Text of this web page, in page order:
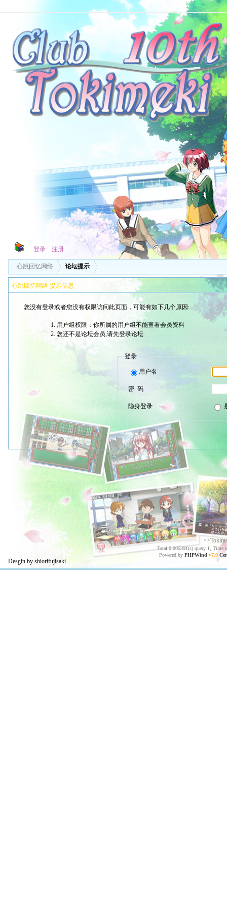
登录 注册
心跳回忆网络 论坛提示
心跳回忆网络 提示信息
您没有登录或者您没有权限访问此页面，可能有如下几个原因:
用户组权限：你所属的用户组不能查看会员资料
您还不是论坛会员,请先登录论坛
登录
用户名
密 码
隐身登录
Total 0.005391(s) query 1, Time
Powered by PHPWind v7.0
Desgin by shiorifujisaki